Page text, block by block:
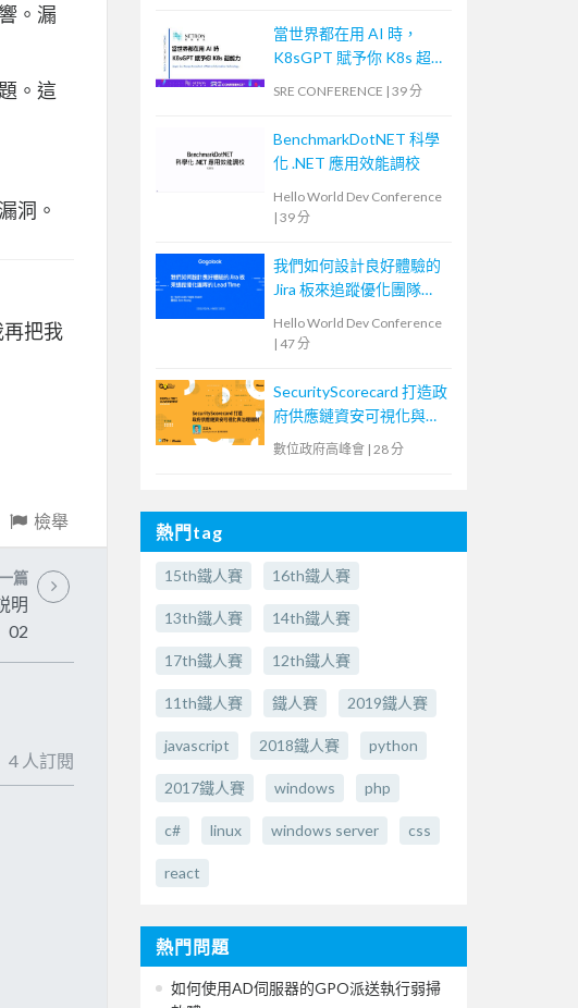
。漏
。這
洞。
把我
檢舉
篇
明
02
4 人訂閱
當世界都在用 AI 時，
K8sGPT 賦予你 K8s 超能
SRE CONFERENCE | 39 分
BenchmarkDotNET 科學
化 .NET 應用效能調校
Hello World Dev Conference
| 39 分
我們如何設計良好體驗的
Jira 板來追蹤優化團隊
Hello World Dev Conference
| 47 分
SecurityScorecard 打造政
府供應鏈資安可視化與治
理機制
數位政府高峰會 | 28 分
熱門tag
15th鐵人賽 16th鐵人賽
13th鐵人賽 14th鐵人賽
17th鐵人賽 12th鐵人賽
11th鐵人賽 鐵人賽 2019鐵人賽
javascript 2018鐵人賽 python
2017鐵人賽 windows php
c# linux windows server css
react
熱門問題
如何使用AD伺服器的GPO派送執行弱掃